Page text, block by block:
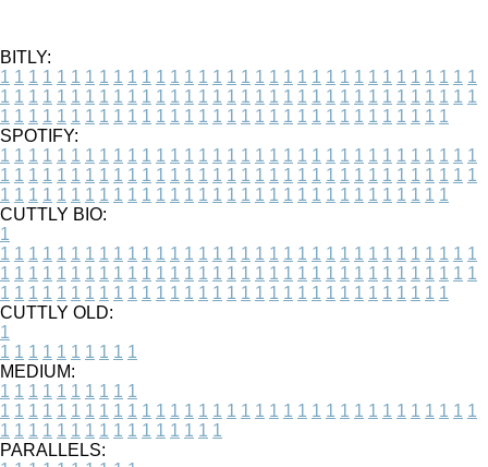
BITLY:
1 1 1 1 1 1 1 1 1 1 1 1 1 1 1 1 1 1 1 1 1 1 1 1 1 1 1 1 1 1 1 1 1 1
1 1 1 1 1 1 1 1 1 1 1 1 1 1 1 1 1 1 1 1 1 1 1 1 1 1 1 1 1 1 1 1 1 1
1 1 1 1 1 1 1 1 1 1 1 1 1 1 1 1 1 1 1 1 1 1 1 1 1 1 1 1 1 1 1 1
SPOTIFY:
1 1 1 1 1 1 1 1 1 1 1 1 1 1 1 1 1 1 1 1 1 1 1 1 1 1 1 1 1 1 1 1 1 1
1 1 1 1 1 1 1 1 1 1 1 1 1 1 1 1 1 1 1 1 1 1 1 1 1 1 1 1 1 1 1 1 1 1
1 1 1 1 1 1 1 1 1 1 1 1 1 1 1 1 1 1 1 1 1 1 1 1 1 1 1 1 1 1 1 1
CUTTLY BIO:
1
1 1 1 1 1 1 1 1 1 1 1 1 1 1 1 1 1 1 1 1 1 1 1 1 1 1 1 1 1 1 1 1 1 1
1 1 1 1 1 1 1 1 1 1 1 1 1 1 1 1 1 1 1 1 1 1 1 1 1 1 1 1 1 1 1 1 1 1
1 1 1 1 1 1 1 1 1 1 1 1 1 1 1 1 1 1 1 1 1 1 1 1 1 1 1 1 1 1 1 1
CUTTLY OLD:
1
1 1 1 1 1 1 1 1 1 1
MEDIUM:
1 1 1 1 1 1 1 1 1 1
1 1 1 1 1 1 1 1 1 1 1 1 1 1 1 1 1 1 1 1 1 1 1 1 1 1 1 1 1 1 1 1 1 1
1 1 1 1 1 1 1 1 1 1 1 1 1 1 1 1
PARALLELS: